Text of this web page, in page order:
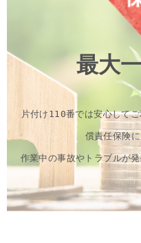
最大
片付け110番では安心して
償責任保険
作業中の事故やトラブルが